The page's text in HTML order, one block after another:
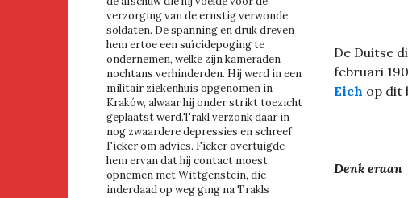
De Duitse
februari
Eich op dit
Denk eraan
verzorging van de ernstig verwonde
soldaten. De spanning en druk dreven
hem ertoe een suïcidepoging te
ondernemen, welke zijn kameraden
nochtans verhinderden. Hij werd in een
militair ziekenhuis opgenomen in
Kraków, alwaar hij onder strikt toezicht
geplaatst werd.Trakl verzonk daar in
nog zwaardere depressies en schreef
Ficker om advies. Ficker overtuigde
hem ervan dat hij contact moest
opnemen met Wittgenstein, die
inderdaad op weg ging na Trakls